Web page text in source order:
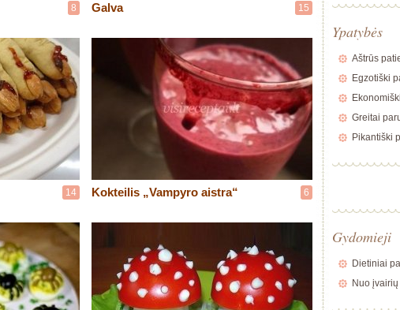
8 Galva 15
14 Kokteilis „Vampyro aistra“ 6
Ypatybės
Aštrūs
Egzotiški
Greitai
Pikantiški
Gydomieji
Dietiniai
Nuo